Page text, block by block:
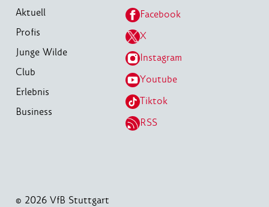
Aktuell
Profis
Junge Wilde
Club
Erlebnis
Business
Facebook
X
Instagram
Youtube
Tiktok
RSS
© 2026 VfB Stuttgart